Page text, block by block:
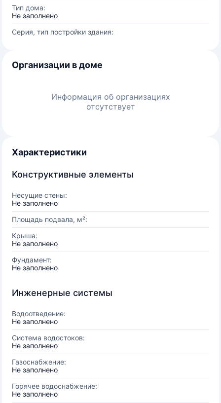
Тип дома:
Не заполнено
Серия, тип постройки здания:
Организации в доме
Информация об организациях
отсутствует
Характеристики
Конструктивные элементы
Несущие стены:
Не заполнено
Площадь подвала, м²:
Крыша:
Не заполнено
Фундамент:
Не заполнено
Инженерные системы
Водоотведение:
Не заполнено
Система водостоков:
Не заполнено
Газоснабжение:
Не заполнено
Горячее водоснабжение:
Не заполнено